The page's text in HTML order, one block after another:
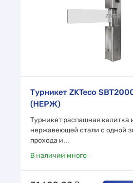
Турникет ZKTeco
(НЕРЖ)
Турникет распашная калитка
нержавеющей стали с одной
прохода и...
В наличии много